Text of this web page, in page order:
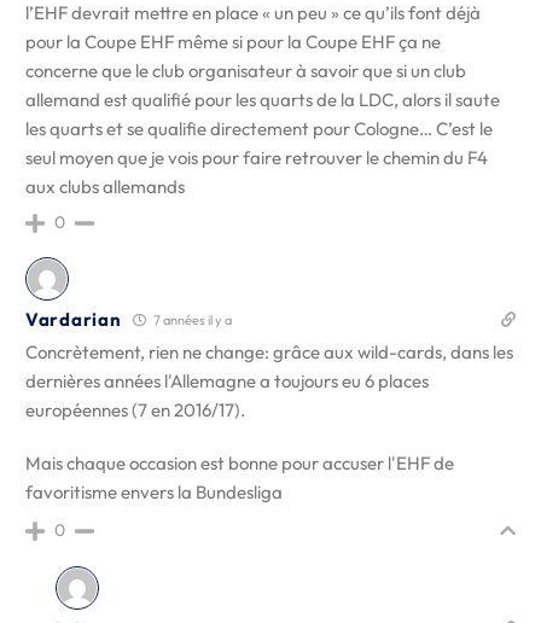
l’EHF devrait mettre en place « un peu » ce qu’ils font déjà
pour la Coupe EHF même si pour la Coupe EHF ça ne
concerne que le club organisateur à savoir que si un club
allemand est qualifié pour les quarts de la LDC, alors il saute
les quarts et se qualifie directement pour Cologne… C’est le
seul moyen que je vois pour faire retrouver le chemin du F4
aux clubs allemands
0
Vardarian 7 années il y a
Concrètement, rien ne change: grâce aux wild-cards, dans les
dernières années l'Allemagne a toujours eu 6 places
européennes (7 en 2016/17).
Mais chaque occasion est bonne pour accuser l'EHF de
favoritisme envers la Bundesliga
0